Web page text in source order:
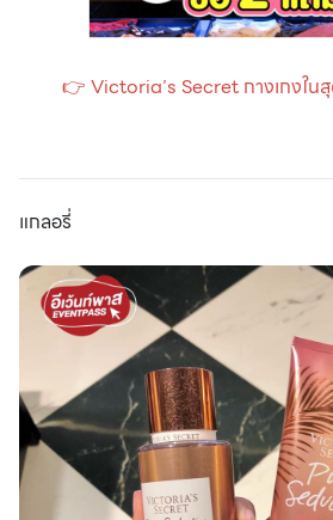
👉 Victoria’s Secret กางเกงใน
แกลอรี่